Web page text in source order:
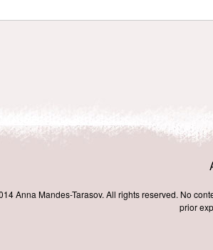
Anna Mandes-Tarasov. All rights reserved. No
prior